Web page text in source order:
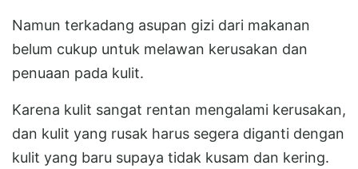
Namun terkadang asupan gizi dari makanan
belum cukup untuk melawan kerusakan dan
penuaan pada kulit.
Karena kulit sangat rentan mengalami kerusakan,
dan kulit yang rusak harus segera diganti dengan
kulit yang baru supaya tidak kusam dan kering.